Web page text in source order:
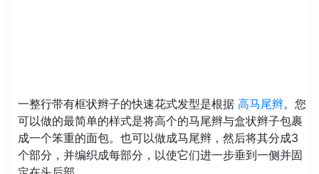
一整行带有框状辫子的快速花式发型是根据 高马尾辫。您
可以做的最简单的样式是将高个的马尾辫与盒状辫子包裹
成一个笨重的面包。也可以做成马尾辫，然后将其分成3
个部分，并编织成每部分，以使它们进一步垂到一侧并固